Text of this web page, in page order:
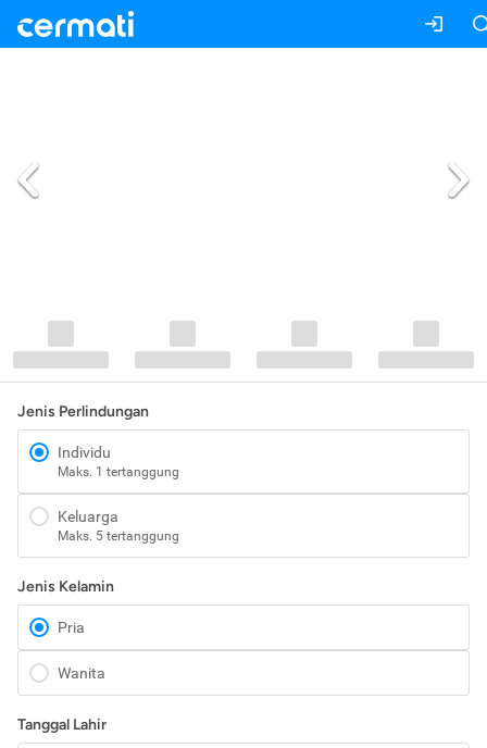
Jenis Perlindungan
Individu
Maks. 1 tertanggung
Keluarga
Maks. 5 tertanggung
Jenis Kelamin
Pria
Wanita
Tanggal Lahir